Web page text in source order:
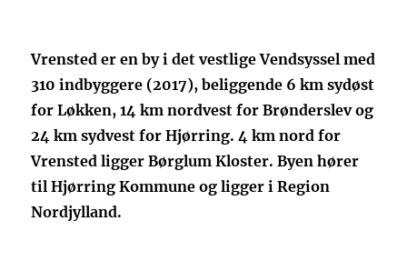
Vrensted er en by i det vestlige Vendsyssel med
310 indbyggere (2017), beliggende 6 km sydøst
for Løkken, 14 km nordvest for Brønderslev og
24 km sydvest for Hjørring. 4 km nord for
Vrensted ligger Børglum Kloster. Byen hører
til Hjørring Kommune og ligger i Region
Nordjylland.